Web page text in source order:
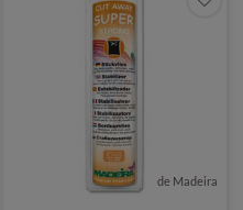
de Madeira